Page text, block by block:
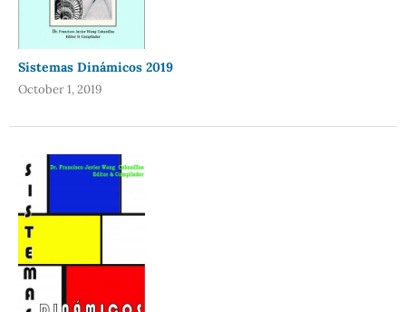
Sistemas Dinámicos 2019
October 1, 2019